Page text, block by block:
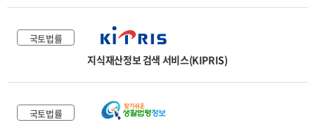
국토법률
지식재산정보 검색 서비스(KIPRIS)
국토법률